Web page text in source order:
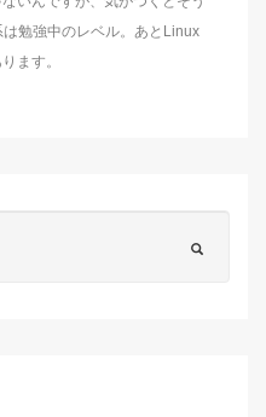
勉強中のレベル。あとLinux
ます。